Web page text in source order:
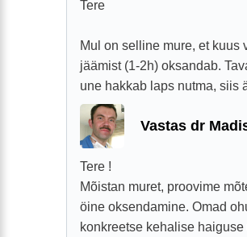
Tere
Mul on selline mure, et kuus
jäämist (1-2h) oksandab.
une hakkab laps nutma, siis
Vastas dr
Tere !
Mõistan muret, proovime
öine oksendamine. Omad
konkreetse kehalise